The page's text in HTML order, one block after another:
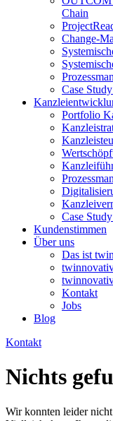
Chain
Change-
Case
Portfolio
Case
Kundenstimmen
Über uns
Das ist
Kontakt
Jobs
Blog
Kontakt
Nichts
Wir konnten leider